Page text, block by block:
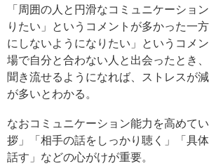
「周囲の人と円滑なコミュニケーショ
りたい」というコメントが多かった一
にしないようになりたい」というコメ
場で自分と合わない人と出会ったとき
聞き流せるようになれば、ストレスが
が多いとわかる。
なおコミュニケーション能力を高めて
拶」「相手の話をしっかり聴く」「具
話す」などの心がけが重要。